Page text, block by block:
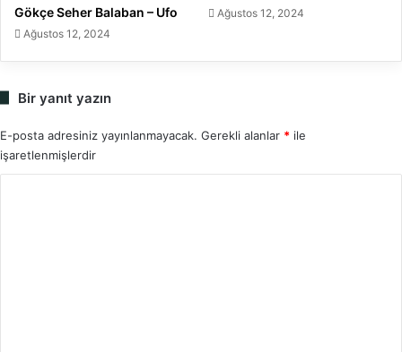
Gökçe Seher Balaban – Ufo
Ağustos 12, 2024
Ağustos 12, 2024
Bir yanıt yazın
E-posta adresiniz yayınlanmayacak. Gerekli alanlar * ile
işaretlenmişlerdir